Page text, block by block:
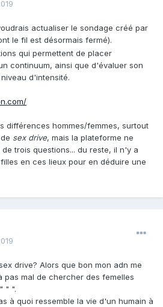
actualiser le sondage créé par
le fil est désormais fermé).
qui permettent de placer
continuum, ainsi que d'évaluer son
d'intensité.
différences hommes/femmes, surtout
sex drive, mais la plateforme ne
trois questions... du reste, il n'y a
en ces lieux pour en déduire une
drive? Alors que bon mon adn me
pas mal de chercher des femelles
" ".
à quoi ressemble la vie d'un humain à